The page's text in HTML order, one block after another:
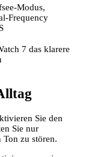
7 das klarere
Sie den
Sie nur
Ton zu stören.